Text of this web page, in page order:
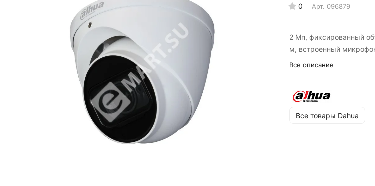
0 Арт. 096879
2 Мп, фиксированный
м, встроенный
Все описание
Все товары Dahua